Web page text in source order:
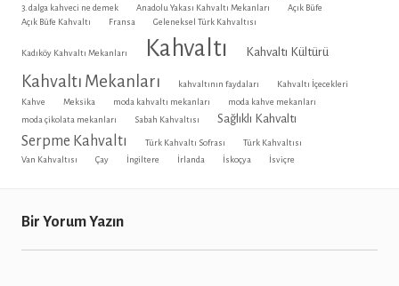
3. dalga kahveci ne demek
Anadolu Yakası Kahvaltı Mekanları
Açık Büfe
Açık Büfe Kahvaltı
Fransa Geleneksel Türk Kahvaltısı
Kadıköy Kahvaltı Mekanları Kahvaltı Kahvaltı Kültürü
Kahvaltı Mekanları kahvaltının faydaları
Kahvaltı İçecekleri
Kahve
Meksika moda kahvaltı mekanları
moda kahve mekanları
moda çikolata mekanları
Sabah Kahvaltısı Sağlıklı Kahvaltı
Serpme Kahvaltı Türk Kahvaltı Sofrası
Türk Kahvaltısı
Van Kahvaltısı
Çay İngiltere İrlanda İskoçya İsviçre
Bir Yorum Yazın